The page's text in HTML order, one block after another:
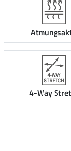
4-Way